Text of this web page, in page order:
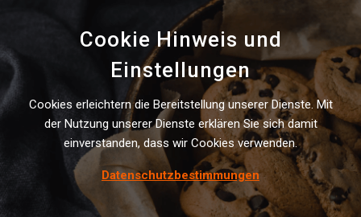
FOTOGALERIE LOGIVISOR AWARD 2023
Fo­to­ga­le­rie Lo­gi­vi­sor Award
2023
Cookie Hinweis und
Einstellungen
Cookies erleichtern die Bereitstellung unserer Dienste. Mit
der Nutzung unserer Dienste erklären Sie sich damit
einverstanden, dass wir Cookies verwenden.
Datenschutzbestimmungen